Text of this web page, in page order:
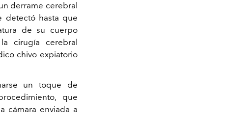
derrame cerebral
detectó hasta que
de su cuerpo
cirugía cerebral
chivo expiatorio
un toque de
que
cámara enviada a